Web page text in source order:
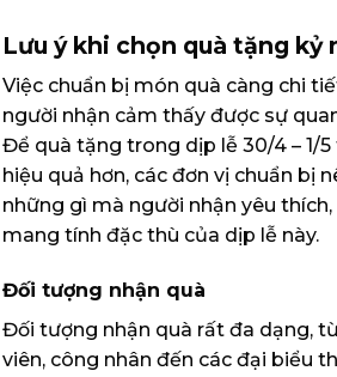
Lưu ý khi chọn quà tặng kỷ
Việc chuẩn bị món quà càng chi
người nhận cảm thấy được sự
Để quà tặng trong dịp lễ 30/4 – 1/5
hiệu quả hơn, các đơn vị chuẩn bị
những gì mà người nhận yêu
mang tính đặc thù của dịp lễ này.
Đối tượng nhận quà
Đối tượng nhận quà rất đa dạng,
viên, công nhân đến các đại biểu